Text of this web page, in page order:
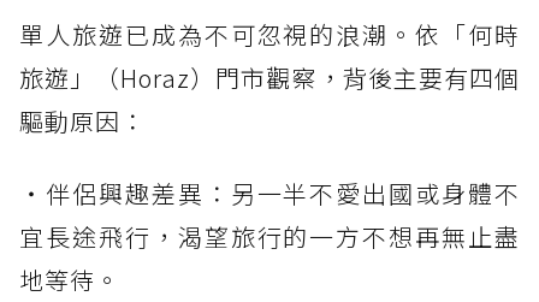
單人旅遊已成為不可忽視的浪潮。依「何時
旅遊」（Horaz）門市觀察，背後主要有四個
驅動原因：
・伴侶興趣差異：另一半不愛出國或身體不
宜長途飛行，渴望旅行的一方不想再無止盡
地等待。